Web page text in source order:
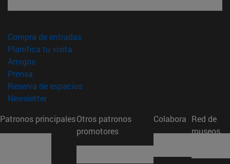
Compra de entradas(abre en nueva ventana)
Planifica tu visita
Amigos(abre en nueva ventana)
Prensa
Reserva de espacios(abre en nueva ventana)
Newsletter(abre en nueva ventana)
Patronos principalesOtros patronos
promotores
Colabora Red de
museos